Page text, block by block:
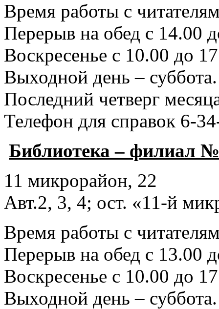
Время работы с
Перерыв на обед с 14.00
Воскресенье с 10.00 до
Выходной день – суббота.
Последний четверг
Телефон для справок 6-
Библиотека – филиал
11 микрорайон, 22
Авт.2, 3, 4; ост. «11-й
Время работы с
Перерыв на обед с 13.00
Воскресенье с 10.00 до
Выходной день – суббота.